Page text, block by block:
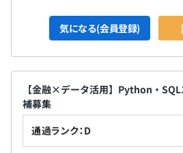
気になる(会員登録)
【金融×データ活用】Python・
補募集
通過ランク：D